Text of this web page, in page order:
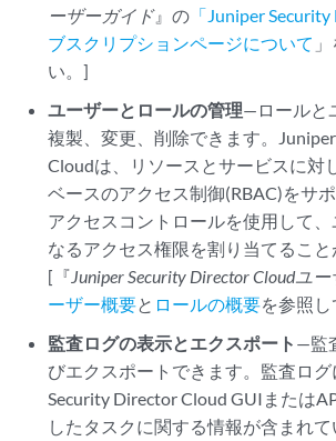
ーザーガイド』の 「Juniper
ブスクリプションページについて
い。]
ユーザーとロールの管理—ロールと
複製、変更、削除できます。
Cloudは、リソースとサービスに対
ベースのアクセス制御(RBAC)をサ
アクセスコントロールを使用して
なるアクセス権限を割り当てること
[『Juniper Security Director Cloudユー
ーザー概要と ロールの概要を参照
監査ログの表示とエクスポート —監
びエクスポートできます。監査ログ
Security Director Cloud GUIまたは
したタスクに関する情報が含まれ